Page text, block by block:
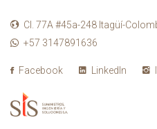
Cl. 77A #45a-248 Itagüí-
+57 3147891636
Facebook LinkedIn